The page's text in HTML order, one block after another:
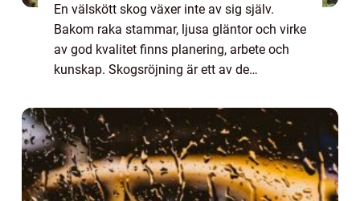
En välskött skog växer inte av sig själv.
Bakom raka stammar, ljusa gläntor och virke
av god kvalitet finns planering, arbete och
kunskap. Skogsröjning är ett av de
att den både mår bra och ger bra ekonomi...